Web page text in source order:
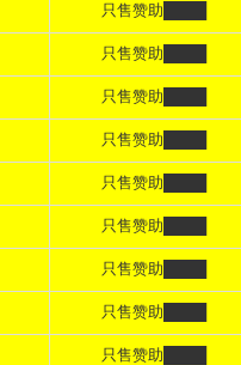
只售赞助████
只售赞助████
只售赞助████
只售赞助████
只售赞助████
只售赞助████
只售赞助████
只售赞助████
只售赞助████